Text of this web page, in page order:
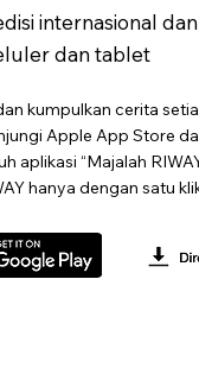
internasional
dan tablet
kumpulkan cerita
Apple App Store
aplikasi “Majalah
hanya dengan satu